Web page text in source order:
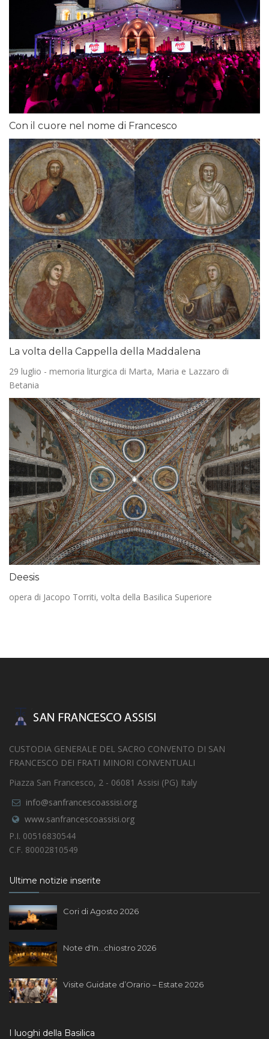
Con il cuore nel nome di Francesco
La volta della Cappella della Maddalena
29 luglio - memoria liturgica di Marta, Maria e Lazzaro di
Betania
Deesis
opera di Jacopo Torriti, volta della Basilica Superiore
CUSTODIA GENERALE DEL SACRO CONVENTO DI SAN
FRANCESCO DEI FRATI MINORI CONVENTUALI
Piazza San Francesco, 2 - 06081 Assisi (PG) Italy
info@sanfrancescoassisi.org
www.sanfrancescoassisi.org
P.I. 00516830544
C.F. 80002810549
Ultime notizie inserite
Cori di Agosto 2026
Note d'In...chiostro 2026
Visite Guidate d’Orario – Estate 2026
I luoghi della Basilica